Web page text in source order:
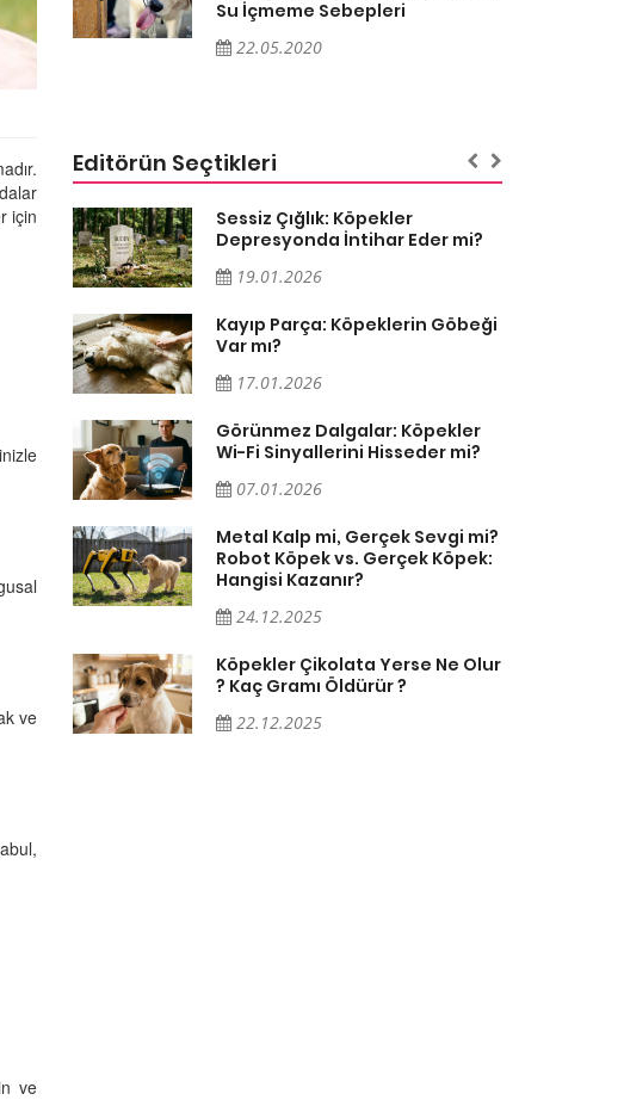
için
ve
ve
Su İçmeme Sebepleri
22.05.2020
Editörün Seçtikleri
İçin
Ne
Sessiz Çığlık: Köpekler
Depresyonda İntihar Eder mi?
19.01.2026
Kayıp Parça: Köpeklerin Göbeği
Var mı?
17.01.2026
Görünmez Dalgalar: Köpekler
Wi-Fi Sinyallerini Hisseder mi?
07.01.2026
Metal Kalp mi, Gerçek Sevgi mi?
Robot Köpek vs. Gerçek Köpek:
Hangisi Kazanır?
24.12.2025
Köpekler Çikolata Yerse Ne Olur
? Kaç Gramı Öldürür ?
22.12.2025